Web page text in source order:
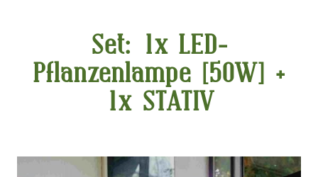
Set: 1x LED-
Pflanzenlampe [50W] +
1x STATIV
Bildergalerie überspringen